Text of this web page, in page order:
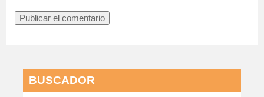
BUSCADOR